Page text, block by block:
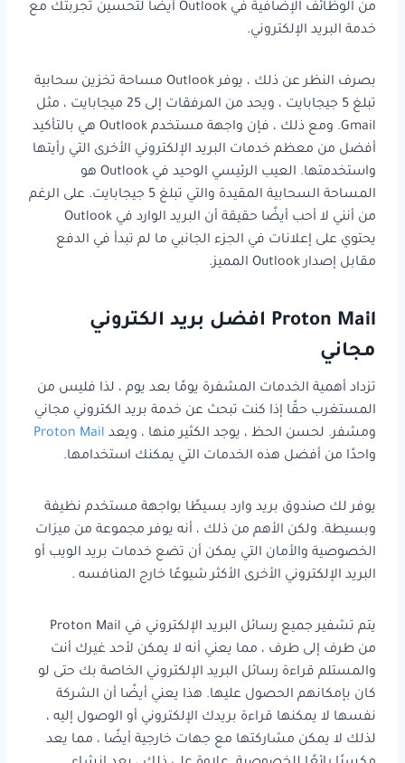
من الوظائف الإضافية في Outlook أيضًا لتحسين تجربتك مع
خدمة البريد الإلكتروني.
بصرف النظر عن ذلك ، يوفر Outlook مساحة تخزين سحابية
تبلغ 5 جيجابايت ، ويحد من المرفقات إلى 25 ميجابايت ، مثل
Gmail. ومع ذلك ، فإن واجهة مستخدم Outlook هي بالتأكيد
أفضل من معظم خدمات البريد الإلكتروني الأخرى التي رأيتها
واستخدمتها. العيب الرئيسي الوحيد في Outlook هو
المساحة السحابية المقيدة والتي تبلغ 5 جيجابايت. على الرغم
من أنني لا أحب أيضًا حقيقة أن البريد الوارد في Outlook
يحتوي على إعلانات في الجزء الجانبي ما لم تبدأ في الدفع
مقابل إصدار Outlook المميز.
Proton Mail افضل بريد الكتروني
مجاني
تزداد أهمية الخدمات المشفرة يومًا بعد يوم ، لذا فليس من
المستغرب حقًا إذا كنت تبحث عن خدمة بريد الكتروني مجاني
ومشفر. لحسن الحظ ، يوجد الكثير منها ، ويعد Proton Mail
واحدًا من أفضل هذه الخدمات التي يمكنك استخدامها.
يوفر لك صندوق بريد وارد بسيطًا بواجهة مستخدم نظيفة
وبسيطة. ولكن الأهم من ذلك ، أنه يوفر مجموعة من ميزات
الخصوصية والأمان التي يمكن أن تضع خدمات بريد الويب أو
البريد الإلكتروني الأخرى الأكثر شيوعًا خارج المنافسه .
يتم تشفير جميع رسائل البريد الإلكتروني في Proton Mail
من طرف إلى طرف ، مما يعني أنه لا يمكن لأحد غيرك أنت
والمستلم قراءة رسائل البريد الإلكتروني الخاصة بك حتى لو
كان بإمكانهم الحصول عليها. هذا يعني أيضًا أن الشركة
نفسها لا يمكنها قراءة بريدك الإلكتروني أو الوصول إليه ،
لذلك لا يمكن مشاركتها مع جهات خارجية أيضًا ، مما يعد